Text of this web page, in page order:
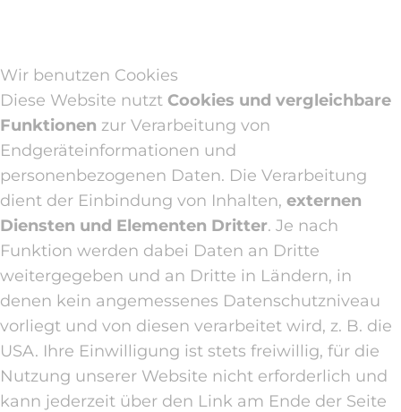
Wir benutzen Cookies
Diese Website nutzt Cookies und vergleichbare
Funktionen zur Verarbeitung von
Endgeräteinformationen und
personenbezogenen Daten. Die Verarbeitung
dient der Einbindung von Inhalten, externen
Diensten und Elementen Dritter. Je nach
Funktion werden dabei Daten an Dritte
weitergegeben und an Dritte in Ländern, in
denen kein angemessenes Datenschutzniveau
vorliegt und von diesen verarbeitet wird, z. B. die
USA. Ihre Einwilligung ist stets freiwillig, für die
Nutzung unserer Website nicht erforderlich und
kann jederzeit über den Link am Ende der Seite